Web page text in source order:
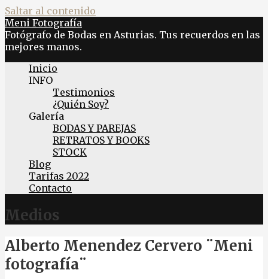
Saltar al contenido
Meni Fotografía
Fotógrafo de Bodas en Asturias. Tus recuerdos en las
mejores manos.
Inicio
INFO
Testimonios
¿Quién Soy?
Galería
BODAS Y PAREJAS
RETRATOS Y BOOKS
STOCK
Blog
Tarifas 2022
Contacto
Medios
Alberto Menendez Cervero ¨Meni
fotografía¨